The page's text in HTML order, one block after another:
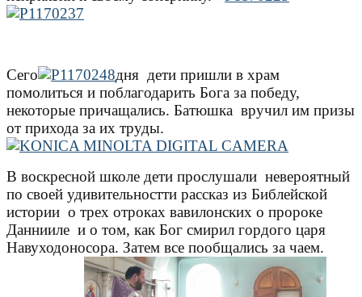
Сего дня дети пришли в храм
помолиться и поблагодарить Бога за победу,
некоторые причащались. Батюшка вручил им призы
от прихода за их труды.
В воскресной школе дети прослушали невероятный
по своей удивительностти рассказ из Библейской
истории о трех отроках вавилонских о пророке
Даннииле и о том, как Бог смирил гордого царя
Навуходоносора. Затем все пообщались за чаем.